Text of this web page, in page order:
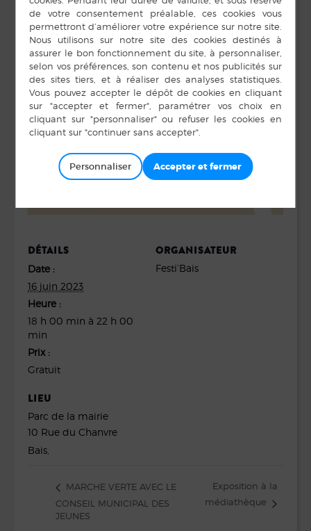
DÉTAILS
Date :
16 juin 2023
Heure :
18 h 00 min à 22 h 00
min
Prix :
Gratuit
LIEU
Parc de la mairie
10 Rue du Chanvre
Bais
ORGANISATEUR
Festi’Bais
MARCHE VERTE AVEC LE
CONSEIL MUNICIPAL DES
JEUNES
Exposition à la
médiathèque
Personnaliser